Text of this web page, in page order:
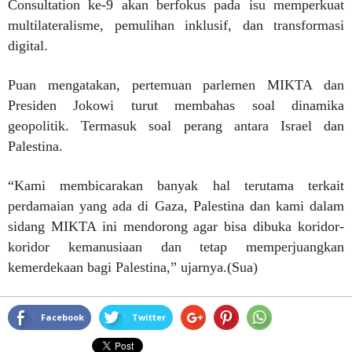
Consultation ke-9 akan berfokus pada isu memperkuat
multilateralisme, pemulihan inklusif, dan transformasi
digital.
Puan mengatakan, pertemuan parlemen MIKTA dan
Presiden Jokowi turut membahas soal dinamika
geopolitik. Termasuk soal perang antara Israel dan
Palestina.
“Kami membicarakan banyak hal terutama terkait
perdamaian yang ada di Gaza, Palestina dan kami dalam
sidang MIKTA ini mendorong agar bisa dibuka koridor-
koridor kemanusiaan dan tetap memperjuangkan
kemerdekaan bagi Palestina,” ujarnya.(Sua)
Facebook Twitter